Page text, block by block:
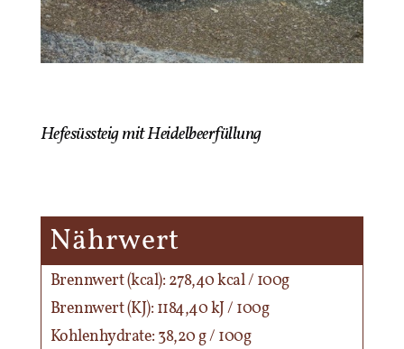
Hefesüssteig mit Heidelbeerfüllung
Nährwert
Brennwert (kcal): 278,40 kcal / 100g
Brennwert (KJ): 1184,40 kJ / 100g
Kohlenhydrate: 38,20 g / 100g